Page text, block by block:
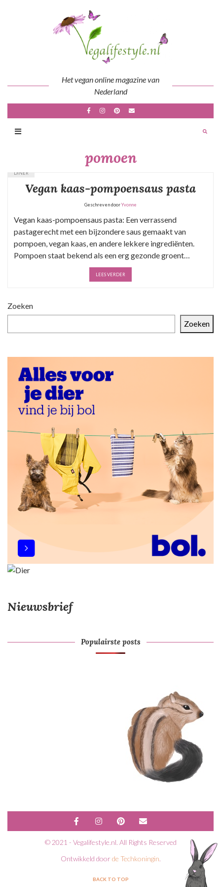
Het vegan online magazine van
Nederland
pomoen
DINER
Vegan kaas-pompoensaus pasta
Geschreven doorYvonne
Vegan kaas-pompoensaus pasta: Een verrassend
pastagerecht met een bijzondere saus gemaakt van
pompoen, vegan kaas, en andere lekkere ingrediënten.
Pompoen staat bekend als een erg gezonde groent…
LEES VERDER
Zoeken
Zoeken
Nieuwsbrief
Populairste posts
© 2021 - Vegalifestyle.nl. All Rights Reserved
Ontwikkeld door de Techkoningin.
BACK TO TOP